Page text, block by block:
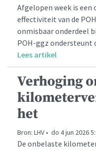
Afgelopen week is een
effectiviteit van de
onmisbaar onderdeel
POH-ggz ondersteunt
Lees artikel
Verhoging
het
Bron: LHV • do 4 jun 2026
De onbelaste